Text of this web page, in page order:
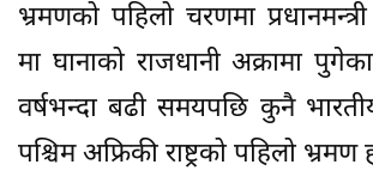
भ्रमणको पहिलो चरणमा
मा घानाको राजधानी अक्रामा
वर्षभन्दा बढी समयपछि कुनै भारतीय
पश्चिम अफ्रिकी राष्ट्रको पहिलो भ्रमण